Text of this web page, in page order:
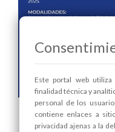
Este portal web
finalidad técnica y
personal de los
contiene enlaces a
privacidad ajenas a la